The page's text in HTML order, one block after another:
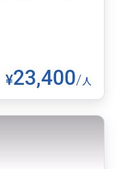
¥23,400/人